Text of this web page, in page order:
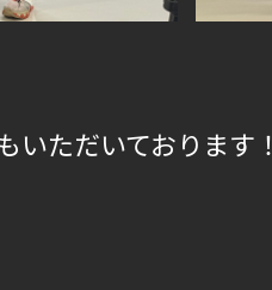
いただいております！